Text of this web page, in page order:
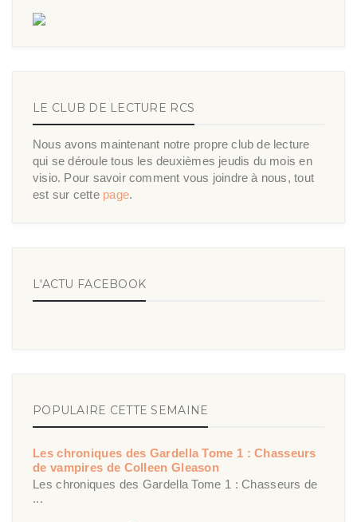
LE CLUB DE LECTURE RCS
Nous avons maintenant notre propre club de lecture
qui se déroule tous les deuxièmes jeudis du mois en
visio. Pour savoir comment vous joindre à nous, tout
est sur cette page.
L'ACTU FACEBOOK
POPULAIRE CETTE SEMAINE
Les chroniques des Gardella Tome 1 : Chasseurs
de vampires de Colleen Gleason
Les chroniques des Gardella Tome 1 : Chasseurs de
...